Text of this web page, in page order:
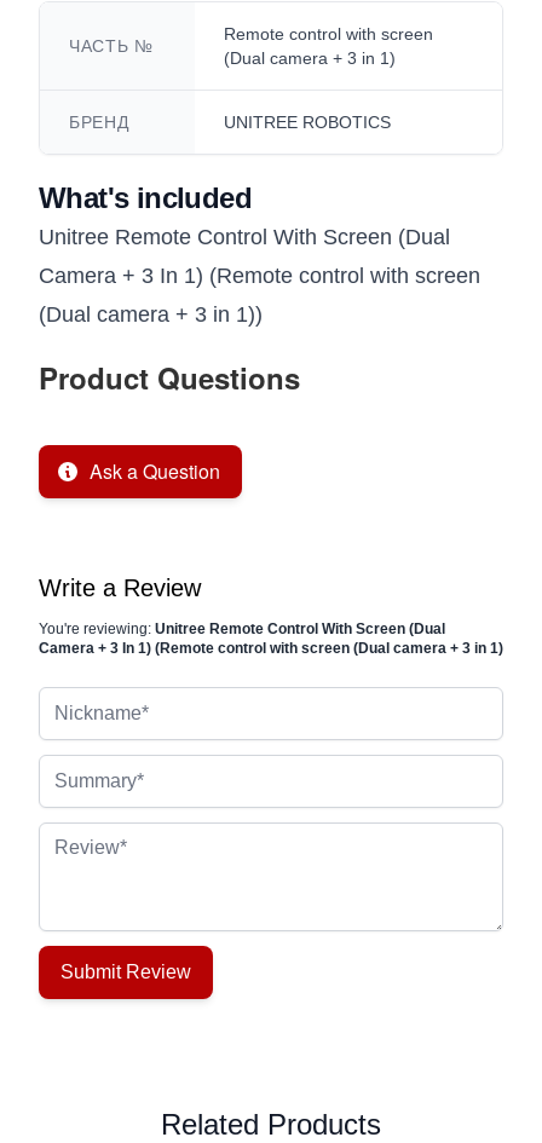
ЧАСТЬ №
Remote control with screen
(Dual camera + 3 in 1)
БРЕНД UNITREE ROBOTICS
What's included
Unitree Remote Control With Screen (Dual
Camera + 3 In 1) (Remote control with screen
(Dual camera + 3 in 1))
Product Questions
Ask a Question
Write a Review
You're reviewing: Unitree Remote Control With Screen (Dual
Camera + 3 In 1) (Remote control with screen (Dual camera + 3 in 1)
Review
Submit Review
Related Products